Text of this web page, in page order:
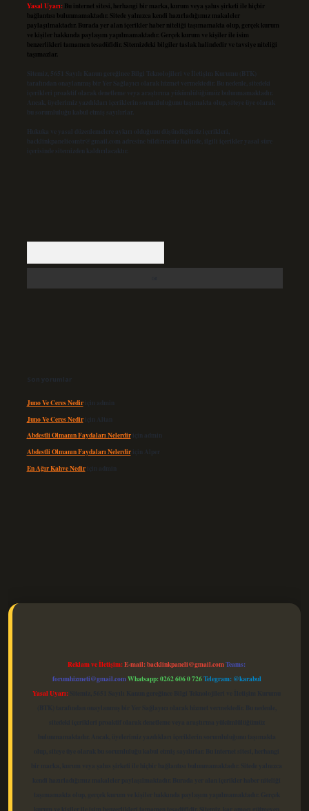
Yasal Uyarı: Bu internet sitesi, herhangi bir marka, kurum veya şahıs şirketi ile hiçbir
bağlantısı bulunmamaktadır. Sitede yalnızca kendi hazırladığımız makaleler
paylaşılmaktadır. Burada yer alan içerikler haber niteliği taşımamakta olup, gerçek kurum
ve kişiler hakkında paylaşım yapılmamaktadır. Gerçek kurum ve kişiler ile isim
benzerlikleri tamamen tesadüfidir. Sitemizdeki bilgiler taslak halindedir ve tavsiye niteliği
taşımazlar.
Sitemiz, 5651 Sayılı Kanun gereğince Bilgi Teknolojileri ve İletişim Kurumu (BTK)
tarafından onaylanmış bir Yer Sağlayıcı olarak hizmet vermektedir. Bu nedenle, sitedeki
içerikleri proaktif olarak denetleme veya araştırma yükümlülüğümüz bulunmamaktadır.
Ancak, üyelerimiz yazdıkları içeriklerin sorumluluğunu taşımakta olup, siteye üye olarak
bu sorumluluğu kabul etmiş sayılırlar.
Hukuka ve yasal düzenlemelere aykırı olduğunu düşündüğünüz içerikleri,
backlinkpanelicomtr@gmail.com adresine bildirmeniz halinde, ilgili içerikler yasal süre
içerisinde sitemizden kaldırılacaktır.
Son yorumlar
Juno Ve Ceres Nediriçin admin
Juno Ve Ceres Nediriçin Altan
Abdestli Olmanın Faydaları Nelerdiriçin admin
Abdestli Olmanın Faydaları Nelerdiriçin Alper
En Ağır Kahve Nediriçin admin
Reklam ve İletişim:E-mail:backlinkpaneli@gmail.comTeams:
forumhizmeti@gmail.comWhatsapp: 0262 606 0 726Telegram: @karabul
Yasal Uyarı: